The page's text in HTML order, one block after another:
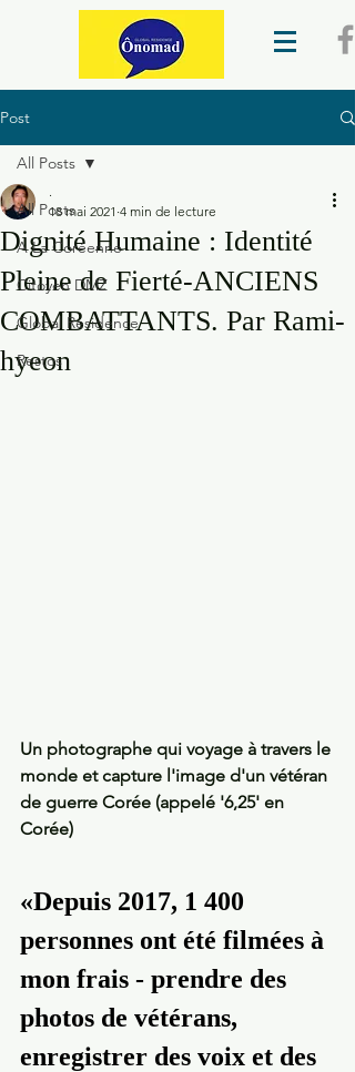
Post
All Posts
A La Coréenne
Citoyen DMZ
Global Residence
Restos
All Posts
Dignité Humaine : Identité
Pleine de Fierté-ANCIENS
COMBATTANTS. Par Rami-
hyeon
.
18 mai 2021 4 min de lecture
Un photographe qui voyage à travers le
monde et capture l'image d'un vétéran
de guerre Corée (appelé '6,25' en
Corée)
«Depuis 2017, 1 400
personnes ont été filmées à
mon frais - prendre des
photos de vétérans,
enregistrer des voix et des